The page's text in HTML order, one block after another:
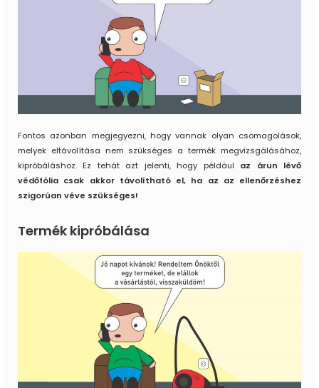
Fontos azonban megjegyezni, hogy vannak olyan csomagolások,
melyek eltávolítása nem szükséges a termék megvizsgálásához,
kipróbáláshoz. Ez tehát azt jelenti, hogy például az árun lévő
védőfólia csak akkor távolítható el, ha az az ellenőrzéshez
szigorúan véve szükséges!
Termék kipróbálása